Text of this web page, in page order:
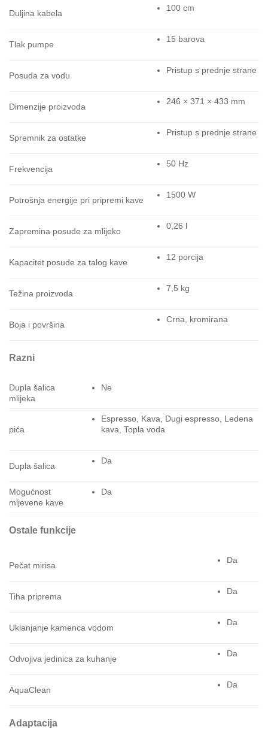
Duljina kabela
100 cm
Tlak pumpe
15 barova
Posuda za vodu
Pristup s prednje strane
Dimenzije proizvoda
246 × 371 × 433 mm
Spremnik za ostatke
Pristup s prednje strane
Frekvencija
50 Hz
Potrošnja energije pri pripremi kave
1500 W
Zapremina posude za mlijeko
0,26 l
Kapacitet posude za talog kave
12 porcija
Težina proizvoda
7,5 kg
Boja i površina
Crna, kromirana
Razni
Dupla šalica
mlijeka
Ne
pića
Espresso, Kava, Dugi espresso, Ledena
kava, Topla voda
Dupla šalica
Da
Mogućnost
mljevene kave
Da
Ostale funkcije
Pečat mirisa
Da
Tiha priprema
Da
Uklanjanje kamenca vodom
Da
Odvojiva jedinica za kuhanje
Da
AquaClean
Da
Adaptacija